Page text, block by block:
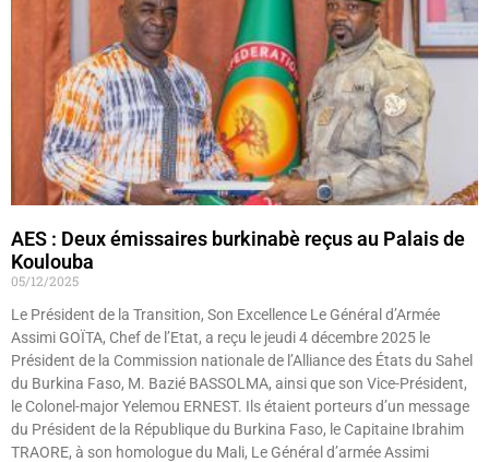
AES : Deux émissaires burkinabè reçus au Palais de
Koulouba
05/12/2025
Le Président de la Transition, Son Excellence Le Général d’Armée
Assimi GOÏTA, Chef de l’Etat, a reçu le jeudi 4 décembre 2025 le
Président de la Commission nationale de l’Alliance des États du Sahel
du Burkina Faso, M. Bazié BASSOLMA, ainsi que son Vice-Président,
le Colonel-major Yelemou ERNEST. Ils étaient porteurs d’un message
du Président de la République du Burkina Faso, le Capitaine Ibrahim
TRAORE, à son homologue du Mali, Le Général d’armée Assimi